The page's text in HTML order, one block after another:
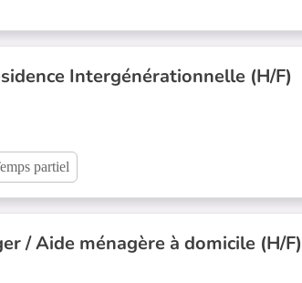
Intergénérationnelle (H/F)
partiel
/ Aide ménagère à domicile (H/F)